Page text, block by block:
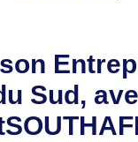
Sud,